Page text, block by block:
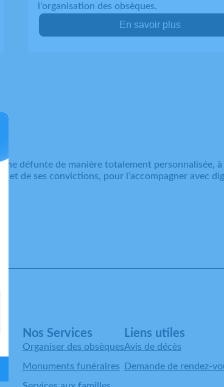
l'organisation des obsèques.
En savoir plus
défunte de manière totalement personnalisée,
et de ses convictions, pour l’accompagner avec
Nos Services
Organiser des obsèques
Monuments funéraires
Liens utiles
Avis de décès
Demande de rendez-